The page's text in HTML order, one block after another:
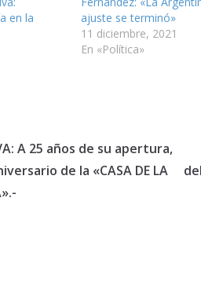
en la
ajuste se terminó»
11 diciembre, 2021
En «Política»
A 25 años de su apertura,
de la «CASA DE LA